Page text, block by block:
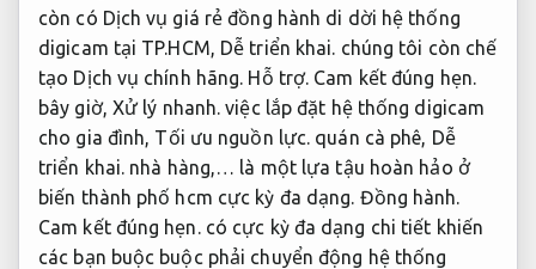
còn có Dịch vụ giá rẻ đồng hành di dời hệ thống
digicam tại TP.HCM, Dễ triển khai. chúng tôi còn chế
tạo Dịch vụ chính hãng. Hỗ trợ. Cam kết đúng hẹn.
bây giờ, Xử lý nhanh. việc lắp đặt hệ thống digicam
cho gia đình, Tối ưu nguồn lực. quán cà phê, Dễ
triển khai. nhà hàng,… là một lựa tậu hoàn hảo ở
biến thành phố hcm cực kỳ đa dạng. Đồng hành.
Cam kết đúng hẹn.có cực kỳ đa dạng chi tiết khiến
các bạn buộc buộc phải chuyển động hệ thống